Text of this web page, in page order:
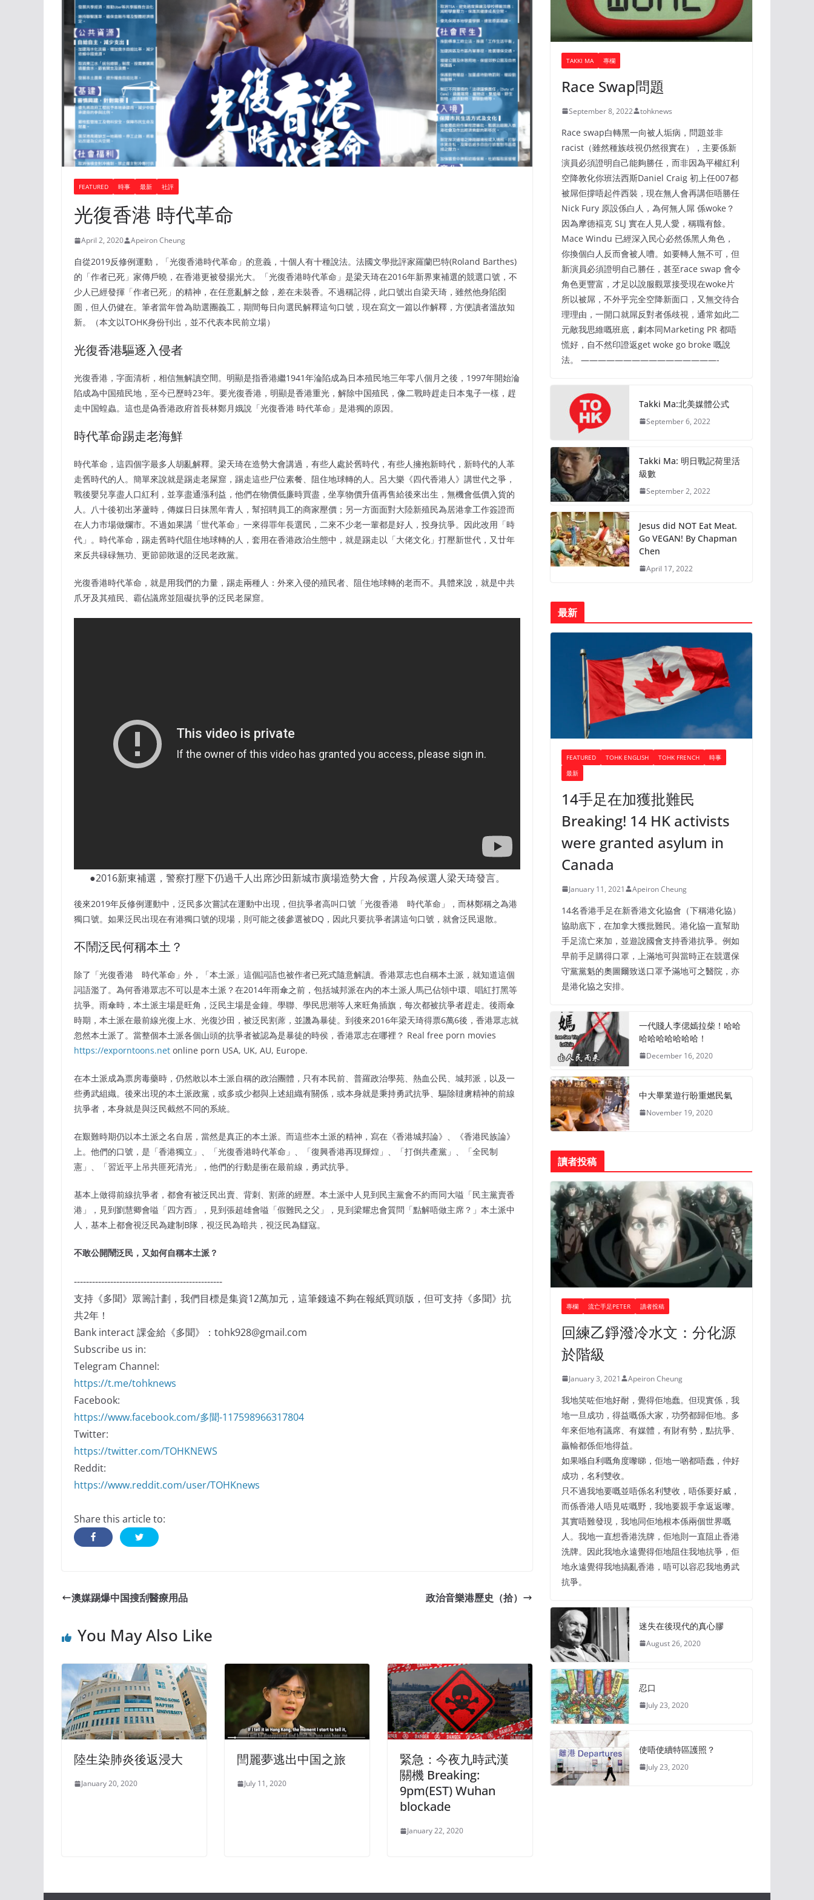
FEATURED 時事 最新 社評
光復香港 時代革命
April 2, 2020 Apeiron Cheung
自從2019反修例運動，「光復香港時代革命」的意義，十個人有十種說法。法國文學批評家羅蘭巴特(Roland Barthes)
的「作者已死」家傳戶曉，在香港更被發揚光大。「光復香港時代革命」是梁天琦在2016年新界東補選的競選口號，不
少人已經發揮「作者已死」的精神，在任意亂解之餘，差在未裝香。不過稱記得，此口號出自梁天琦，雖然他身陷囹
圄，但人仍健在。筆者當年曾為助選團義工，期間每日向選民解釋這句口號，現在寫文一篇以作解釋，方便讀者溫故知
新。（本文以TOHK身份刊出，並不代表本民前立場）
光復香港驅逐入侵者
光復香港，字面清析，相信無解讀空間。明顯是指香港繼1941年淪陷成為日本殖民地三年零八個月之後，1997年開始淪
陷成為中国殖民地，至今已歷時23年。要光復香港，明顯是香港重光，解除中国殖民，像二戰時趕走日本鬼子一樣，趕
走中国蝗蟲。這也是偽香港政府首長林鄭月娥說「光復香港 時代革命」是港獨的原因。
時代革命踢走老海鮮
時代革命，這四個字最多人胡亂解釋。梁天琦在造勢大會講過，有些人處於舊時代，有些人擁抱新時代，新時代的人革
走舊時代的人。簡單來說就是踢走老屎窟，踢走這些尸位素餐、阻住地球轉的人。呂大樂《四代香港人》講世代之爭，
戰後嬰兒享盡人口紅利，並享盡通漲利益，他們在物價低廉時買盡，坐享物價升值再售給後來出生，無機會低價入貨的
人。八十後初出茅蘆時，傳媒日日抹黑年青人，幫招聘員工的商家壓價；另一方面面對大陸新殖民為居港拿工作簽證而
在人力市場做爛市。不過如果講「世代革命」一來得罪年長選民，二來不少老一輩都是好人，投身抗爭。因此改用「時
代」。時代革命，踢走舊時代阻住地球轉的人，套用在香港政治生態中，就是踢走以「大佬文化」打壓新世代，又廿年
來反共碌碌無功、更節節敗退的泛民老政黨。
光復香港時代革命，就是用我們的力量，踢走兩種人：外來入侵的殖民者、阻住地球轉的老而不。具體來說，就是中共
爪牙及其殖民、霸佔議席並阻礙抗爭的泛民老屎窟。
●2016新東補選，警察打壓下仍過千人出席沙田新城市廣場造勢大會，片段為候選人梁天琦發言。
後來2019年反修例運動中，泛民多次嘗試在運動中出現，但抗爭者高叫口號「光復香港 時代革命」，而林鄭稱之為港
獨口號。如果泛民出現在有港獨口號的現場，則可能之後參選被DQ，因此只要抗爭者講這句口號，就會泛民退散。
不鬧泛民何稱本土？
除了「光復香港 時代革命」外，「本土派」這個詞語也被作者已死式隨意解讀。香港眾志也自稱本土派，就知道這個
詞語濫了。為何香港眾志不可以是本土派？在2014年雨傘之前，包括城邦派在內的本土派人馬已佔領中環、唱紅打黑等
抗爭。雨傘時，本土派主場是旺角，泛民主場是金鐘。學聯、學民思潮等人來旺角插旗，每次都被抗爭者趕走。後雨傘
時期，本土派在最前線光復上水、光復沙田，被泛民割蓆，並譏為暴徒。到後來2016年梁天琦得票6萬6後，香港眾志就
忽然本土派了。當整個本土派各個山頭的抗爭者被認為是暴徒的時侯，香港眾志在哪裡？ Real free porn movies
https://exporntoons.net online porn USA, UK, AU, Europe.
在本土派成為票房毒藥時，仍然敢以本土派自稱的政治團體，只有本民前、普羅政治學苑、熱血公民、城邦派，以及一
些勇武組織。後來出現的本土派政黨，或多或少都與上述組織有關係，或本身就是秉持勇武抗爭、驅除韃虜精神的前線
抗爭者，本身就是與泛民截然不同的系統。
在艱難時期仍以本土派之名自居，當然是真正的本土派。而這些本土派的精神，寫在《香港城邦論》、《香港民族論》
上。他們的口號，是「香港獨立」、「光復香港時代革命」、「復興香港再現輝煌」、「打倒共產黨」、「全民制
憲」、「習近平上吊共匪死清光」，他們的行動是衝在最前線，勇武抗爭。
基本上做得前線抗爭者，都會有被泛民出賣、背刺、割蓆的經歷。本土派中人見到民主黨會不約而同大嗌「民主黨賣香
港」，見到劉慧卿會嗌「四方西」，見到張超雄會嗌「假難民之父」，見到梁耀忠會質問「點解唔做主席？」本土派中
人，基本上都會視泛民為建制B隊，視泛民為暗共，視泛民為讎寇。
不敢公開鬧泛民，又如何自稱本土派？
-------------------------------------------------
支持《多聞》眾籌計劃，我們目標是集資12萬加元，這筆錢遠不夠在報紙買頭版，但可支持《多聞》抗
共2年！
Bank interact 課金給《多聞》：tohk928@gmail.com
Subscribe us in:
Telegram Channel:
https://t.me/tohknews
Facebook:
https://www.facebook.com/多聞-117598966317804
Twitter:
https://twitter.com/TOHKNEWS
Reddit:
https://www.reddit.com/user/TOHKnews
Share this article to:
澳媒踢爆中国搜刮醫療用品 政治音樂港歷史（拾）
You May Also Like
陸生染肺炎後返浸大
January 20, 2020
閆麗夢逃出中国之旅
July 11, 2020
緊急：今夜九時武漢
關機 Breaking:
9pm(EST) Wuhan
blockade
January 22, 2020
TAKKI MA 專欄
Race Swap問題
September 8, 2022 tohknews
Race swap白轉黑一向被人垢病，問題並非
racist（雖然種族歧視仍然很實在），主要係新
演員必須證明自己能夠勝任，而非因為平權紅利
空降教化你班法西斯Daniel Craig 初上任007都
被屌佢撐唔起件西裝，現在無人會再講佢唔勝任
Nick Fury 原設係白人，為何無人屌 係woke？
因為摩德褔克 SLJ 實在人見人愛，稱職有餘。
Mace Windu 已經深入民心必然係黑人角色，
你換個白人反而會被人嘈。如要轉人無不可，但
新演員必須證明自己勝任，甚至race swap 會令
角色更豐富，才足以說服觀眾接受現在woke片
所以被屌，不外乎完全空降新面口，又無交待合
理理由，一開口就屌反對者係歧視，通常如此二
元敵我思維嘅班底，劇本同Marketing PR 都唔
慌好，自不然印證返get woke go broke 嘅說
法。 ————————————————-
Takki Ma:北美媒體公式
September 6, 2022
Takki Ma: 明日戰記荷里活
級數
September 2, 2022
Jesus did NOT Eat Meat.
Go VEGAN! By Chapman
Chen
April 17, 2022
最新
FEATURED TOHK ENGLISH TOHK FRENCH
時事
最新
14手足在加獲批難民
Breaking! 14 HK activists
were granted asylum in
Canada
January 11, 2021 Apeiron Cheung
14名香港手足在新香港文化協會（下稱港化協）
協助底下，在加拿大獲批難民。港化協一直幫助
手足流亡來加，並遊說國會支持香港抗爭。例如
早前手足購得口罩，上滿地可與當時正在競選保
守黨黨魁的奧圖爾致送口罩予滿地可之醫院，亦
是港化協之安排。
一代賤人李偲嫣拉柴！哈哈
哈哈哈哈哈哈哈！
December 16, 2020
中大畢業遊行盼重燃民氣
November 19, 2020
讀者投稿
專欄 流亡手足PETER 讀者投稿
回練乙錚潑冷水文：分化源
於階級
January 3, 2021 Apeiron Cheung
我地笑咗佢地好耐，覺得佢地蠢。但現實係，我
地一旦成功，得益嘅係大家，功勞都歸佢地。多
年來佢地有議席、有媒體，有財有勢，點抗爭、
贏輸都係佢地得益。
如果喺自利嘅角度嚟睇，佢地一啲都唔蠢，仲好
成功，名利雙收。
只不過我地要嘅並唔係名利雙收，唔係要好威，
而係香港人唔見咗嘅野，我地要親手拿返返嚟。
其實唔難發現，我地同佢地根本係兩個世界嘅
人。我地一直想香港洗牌，佢地則一直阻止香港
洗牌。因此我地永遠覺得佢地阻住我地抗爭，佢
地永遠覺得我地搞亂香港，唔可以容忍我地勇武
抗爭。
迷失在後現代的真心膠
August 26, 2020
忍口
July 23, 2020
使唔使續特區護照？
July 23, 2020